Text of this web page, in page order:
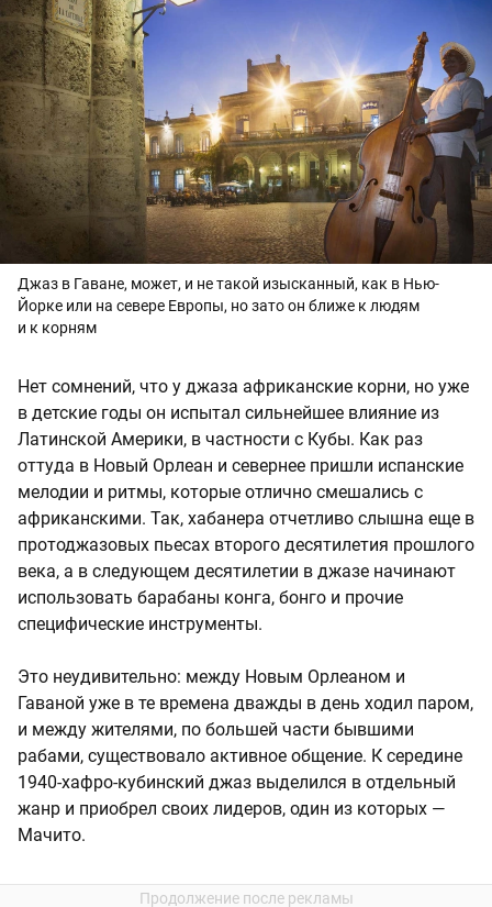
Джаз в Гаване, может, и не такой изысканный, как в Нью-
Йорке или на севере Европы, но зато он ближе к людям
и к корням
Нет сомнений, что у джаза африканские корни, но уже
в детские годы он испытал сильнейшее влияние из
Латинской Америки, в частности с Кубы. Как раз
оттуда в Новый Орлеан и севернее пришли испанские
мелодии и ритмы, которые отлично смешались с
африканскими. Так, хабанера отчетливо слышна еще в
протоджазовых пьесах второго десятилетия прошлого
века, а в следующем десятилетии в джазе начинают
использовать барабаны конга, бонго и прочие
специфические инструменты.
Это неудивительно: между Новым Орлеаном и
Гаваной уже в те времена дважды в день ходил паром,
и между жителями, по большей части бывшими
рабами, существовало активное общение. К середине
1940-хафро-кубинский джаз выделился в отдельный
жанр и приобрел своих лидеров, один из которых —
Мачито.